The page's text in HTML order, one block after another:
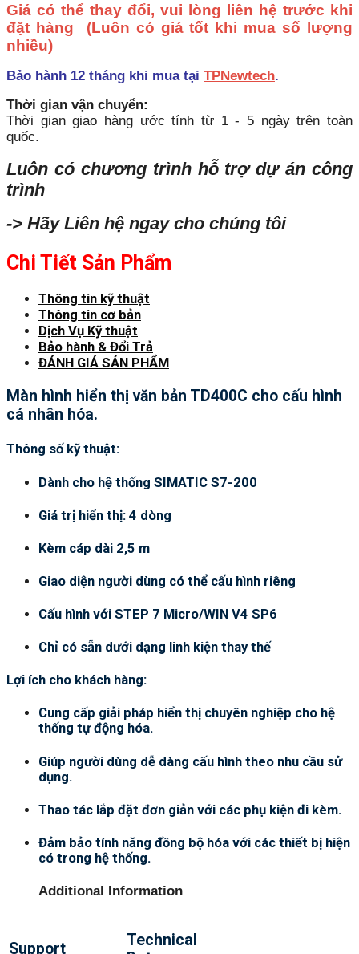
Giá có thể thay đổi, vui lòng liên hệ trước khi
đặt hàng (Luôn có giá tốt khi mua số lượng
nhiều)
Bảo hành 12 tháng khi mua tại TPNewtech.
Thời gian vận chuyển:
Thời gian giao hàng ước tính từ 1 - 5 ngày trên toàn
quốc.
Luôn có chương trình hỗ trợ dự án công
trình
-> Hãy Liên hệ ngay cho chúng tôi
Chi Tiết Sản Phẩm
Thông tin kỹ thuật
Thông tin cơ bản
Dịch Vụ Kỹ thuật
Bảo hành & Đổi Trả
ĐÁNH GIÁ SẢN PHẨM
Màn hình hiển thị văn bản TD400C cho cấu hình
cá nhân hóa.
Thông số kỹ thuật:
Dành cho hệ thống SIMATIC S7-200
Giá trị hiển thị: 4 dòng
Kèm cáp dài 2,5 m
Giao diện người dùng có thể cấu hình riêng
Cấu hình với STEP 7 Micro/WIN V4 SP6
Chỉ có sẵn dưới dạng linh kiện thay thế
Lợi ích cho khách hàng:
Cung cấp giải pháp hiển thị chuyên nghiệp cho hệ
thống tự động hóa.
Giúp người dùng dễ dàng cấu hình theo nhu cầu sử
dụng.
Thao tác lắp đặt đơn giản với các phụ kiện đi kèm.
Đảm bảo tính năng đồng bộ hóa với các thiết bị hiện
có trong hệ thống.
Additional Information
Support
Technical